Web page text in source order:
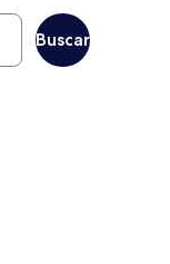
Buscar